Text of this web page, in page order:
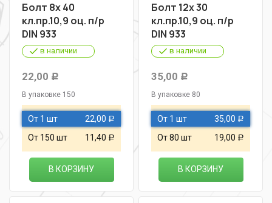
Болт 8х 40
кл.пр.10,9 оц. п/р
DIN 933
в наличии
22,00 Р
В упаковке 150
От 1 шт 22,00 Р
От 150 шт 11,40 Р
В КОРЗИНУ
Болт 12х 30
кл.пр.10,9 оц. п/р
DIN 933
в наличии
35,00 Р
В упаковке 80
От 1 шт 35,00 Р
От 80 шт 19,00 Р
В КОРЗИНУ